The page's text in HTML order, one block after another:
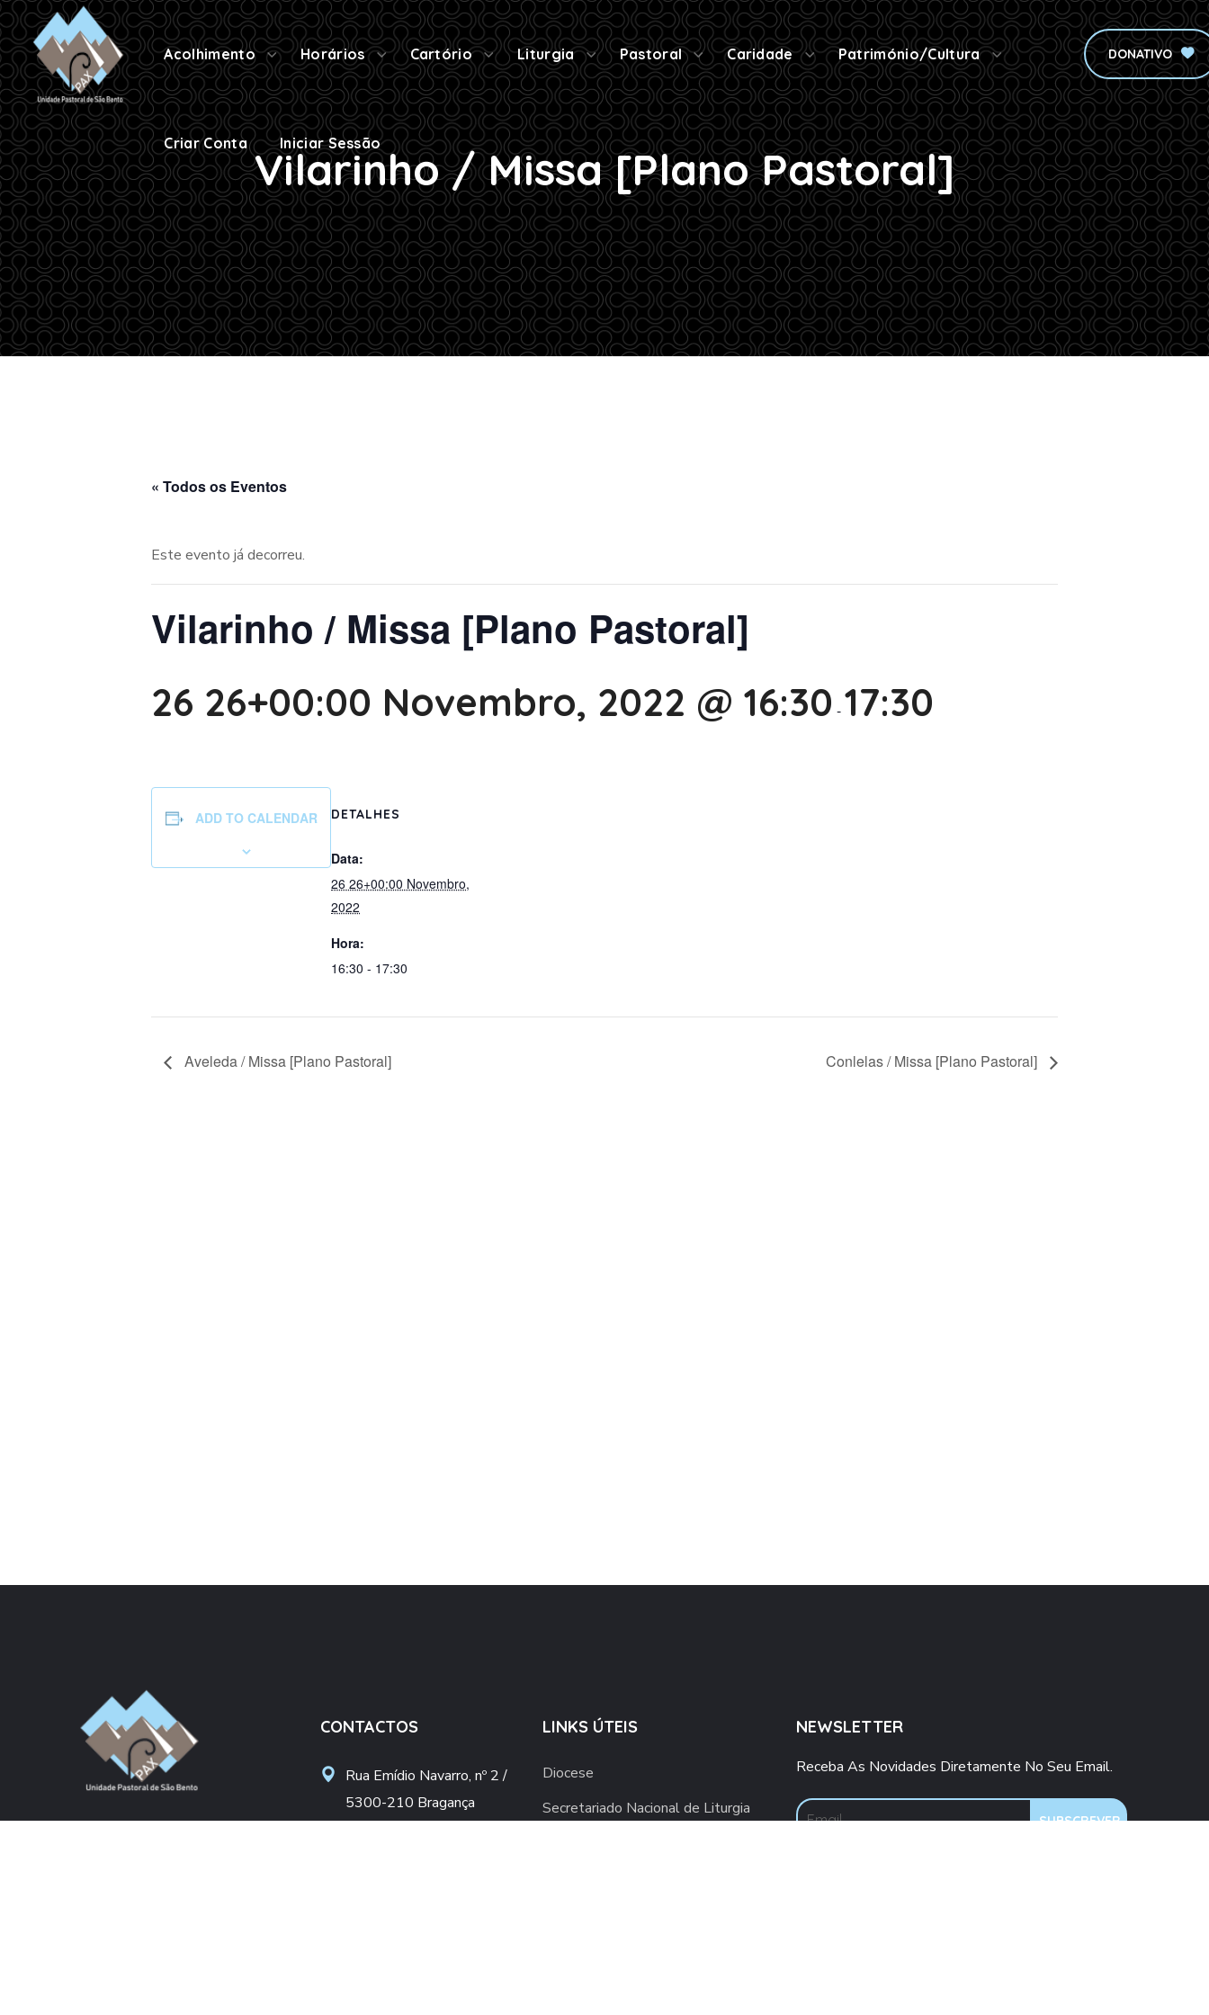
Acolhimento Horários Cartório Liturgia Pastoral Caridade Património/Cultura
Criar Conta Iniciar Sessão
DONATIVO
Criar Conta Iniciar Sessão
Vilarinho / Missa [Plano Pastoral]
« Todos os Eventos
Este evento já decorreu.
Vilarinho / Missa [Plano Pastoral]
26 26+00:00 Novembro, 2022 @ 16:30 -17:30
ADD TO CALENDAR DETALHES
Data:
26 26+00:00 Novembro,
2022
Hora:
16:30 - 17:30
Aveleda / Missa [Plano Pastoral] Conlelas / Missa [Plano Pastoral]
CONTACTOS
Rua Emídio Navarro, nº 2 /
5300-210 Bragança
LINKS ÚTEIS
Diocese
Secretariado Nacional de Liturgia
NEWSLETTER
Receba As Novidades Diretamente No Seu Email.